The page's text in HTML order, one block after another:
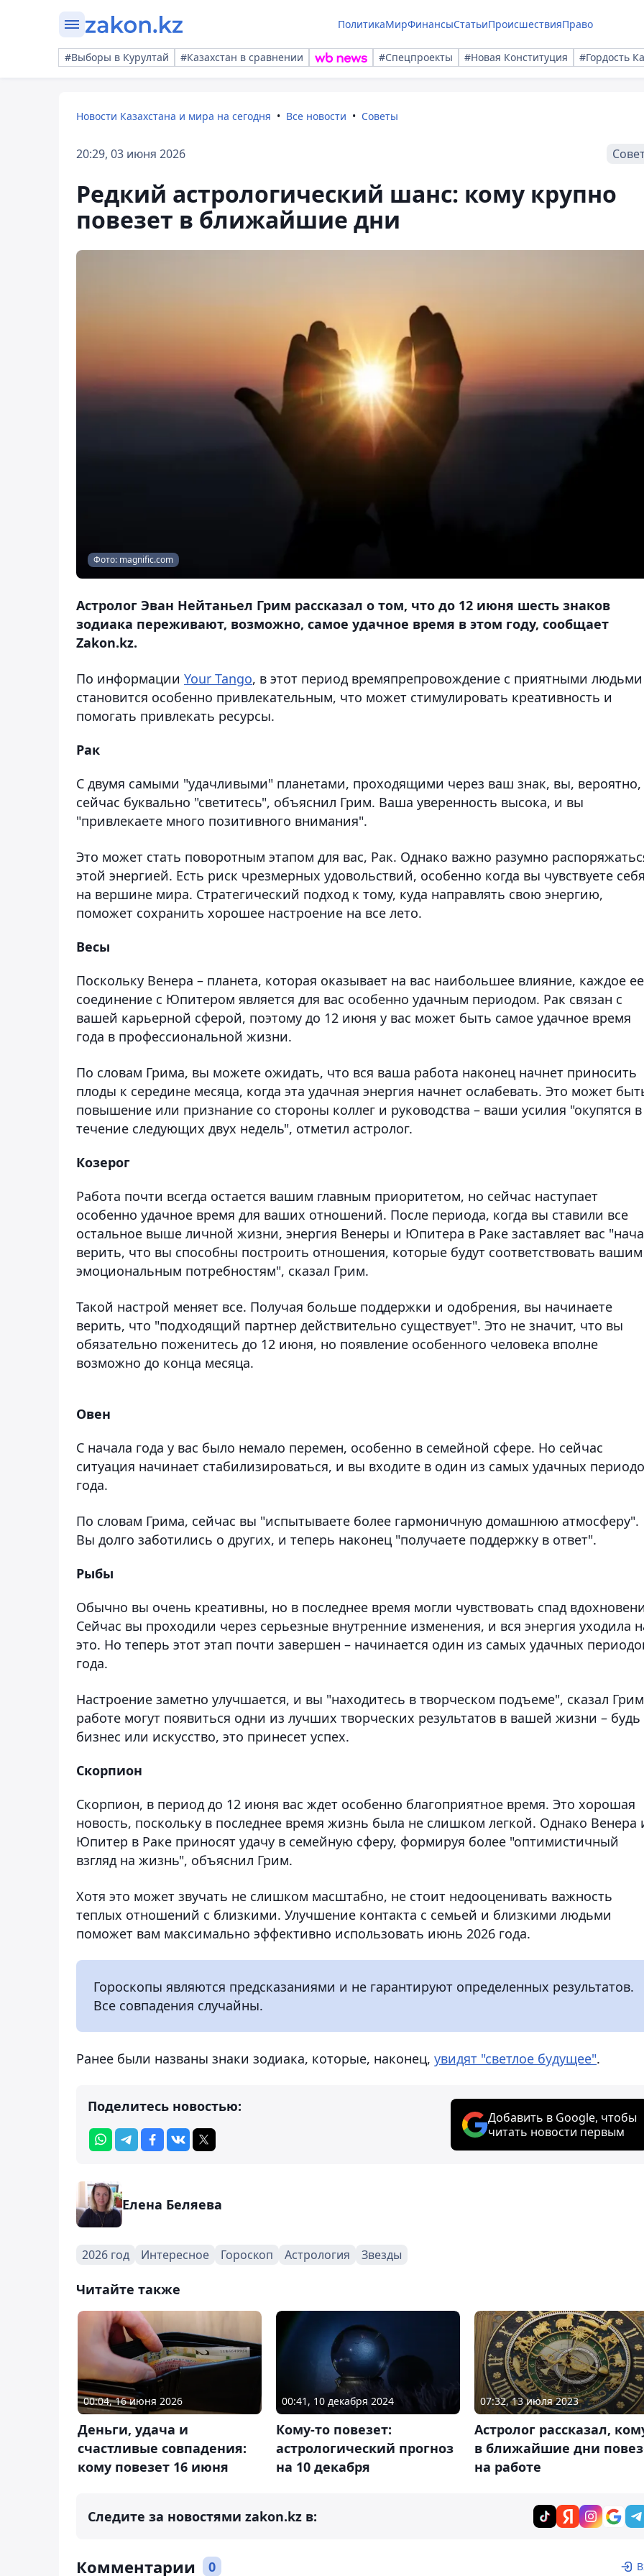
ПолитикаМирФинансыСтатьиПроисшествияПраво
#Выборы в Курултай #Казахстан в сравнении #Спецпроекты #Новая Конституция #Гордость
Новости Казахстана и мира на сегодня Все новости Советы
20:29, 03 июня 2026
Редкий астрологический шанс: кому крупно
повезет в ближайшие дни
Фото: magnific.com
Астролог Эван Нейтаньел Грим рассказал о том, что до 12 июня шесть знаков
зодиака переживают, возможно, самое удачное время в этом году, сообщает
Zakon.kz.
По информации Your Tango, в этот период времяпрепровождение с приятными людьми
становится особенно привлекательным, что может стимулировать креативность и
помогать привлекать ресурсы.
Рак
С двумя самыми "удачливыми" планетами, проходящими через ваш знак, вы, вероятно,
сейчас буквально "светитесь", объяснил Грим. Ваша уверенность высока, и вы
"привлекаете много позитивного внимания".
Это может стать поворотным этапом для вас, Рак. Однако важно разумно
этой энергией. Есть риск чрезмерных удовольствий, особенно когда вы чувствуете себя
на вершине мира. Стратегический подход к тому, куда направлять свою энергию,
поможет сохранить хорошее настроение на все лето.
Весы
Поскольку Венера – планета, которая оказывает на вас наибольшее влияние, каждое ее
соединение с Юпитером является для вас особенно удачным периодом. Рак связан с
вашей карьерной сферой, поэтому до 12 июня у вас может быть самое удачное время
года в профессиональной жизни.
По словам Грима, вы можете ожидать, что вся ваша работа наконец начнет приносить
плоды к середине месяца, когда эта удачная энергия начнет ослабевать. Это может
повышение или признание со стороны коллег и руководства – ваши усилия "окупятся в
течение следующих двух недель", отметил астролог.
Козерог
Работа почти всегда остается вашим главным приоритетом, но сейчас наступает
особенно удачное время для ваших отношений. После периода, когда вы ставили все
остальное выше личной жизни, энергия Венеры и Юпитера в Раке заставляет вас
верить, что вы способны построить отношения, которые будут соответствовать вашим
эмоциональным потребностям", сказал Грим.
Такой настрой меняет все. Получая больше поддержки и одобрения, вы начинаете
верить, что "подходящий партнер действительно существует". Это не значит, что вы
обязательно поженитесь до 12 июня, но появление особенного человека вполне
возможно до конца месяца.
Овен
С начала года у вас было немало перемен, особенно в семейной сфере. Но сейчас
ситуация начинает стабилизироваться, и вы входите в один из самых удачных
года.
По словам Грима, сейчас вы "испытываете более гармоничную домашнюю атмосферу".
Вы долго заботились о других, и теперь наконец "получаете поддержку в ответ".
Рыбы
Обычно вы очень креативны, но в последнее время могли чувствовать спад
Сейчас вы проходили через серьезные внутренние изменения, и вся энергия уходила
это. Но теперь этот этап почти завершен – начинается один из самых удачных
года.
Настроение заметно улучшается, и вы "находитесь в творческом подъеме", сказал
работе могут появиться одни из лучших творческих результатов в вашей жизни – будь
бизнес или искусство, это принесет успех.
Скорпион
Скорпион, в период до 12 июня вас ждет особенно благоприятное время. Это хорошая
новость, поскольку в последнее время жизнь была не слишком легкой. Однако Венера
Юпитер в Раке приносят удачу в семейную сферу, формируя более "оптимистичный
взгляд на жизнь", объяснил Грим.
Хотя это может звучать не слишком масштабно, не стоит недооценивать важность
теплых отношений с близкими. Улучшение контакта с семьей и близкими людьми
поможет вам максимально эффективно использовать июнь 2026 года.
Гороскопы являются предсказаниями и не гарантируют определенных результатов.
Все совпадения случайны.
Ранее были названы знаки зодиака, которые, наконец, увидят "светлое будущее".
Поделитесь новостью:
Добавить в Google, чтобы
читать новости первым
Елена Беляева
2026 год Интересное Гороскоп Астрология Звезды
Читайте также
00:04, 16 июня 2026
Деньги, удача и
счастливые совпадения:
кому повезет 16 июня
00:41, 10 декабря 2024
Кому-то повезет:
астрологический прогноз
на 10 декабря
07:32, 13 июля 2023
Астролог рассказал,
в ближайшие дни
на работе
Следите за новостями zakon.kz в:
Комментарии 0